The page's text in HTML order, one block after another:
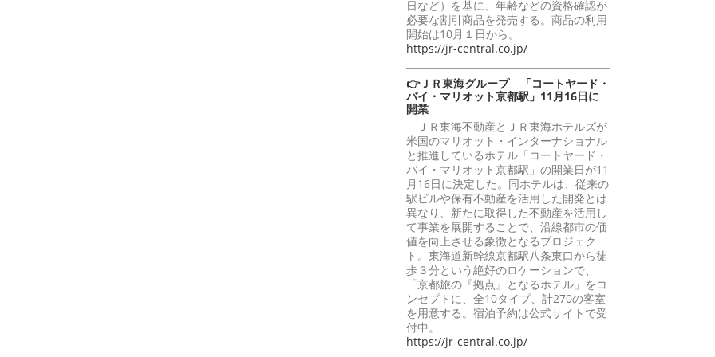
日など）を基に、年齢などの資格確認が
必要な割引商品を発売する。商品の利用
開始は10月１日から。
https://jr-central.co.jp/
👉ＪＲ東海グループ 「コートヤード・
バイ・マリオット京都駅」11月16日に
開業
ＪＲ東海不動産とＪＲ東海ホテルズが
米国のマリオット・インターナショナル
と推進しているホテル「コートヤード・
バイ・マリオット京都駅」の開業日が11
月16日に決定した。同ホテルは、従来の
駅ビルや保有不動産を活用した開発とは
異なり、新たに取得した不動産を活用し
て事業を展開することで、沿線都市の価
値を向上させる象徴となるプロジェク
ト。東海道新幹線京都駅八条東口から徒
歩３分という絶好のロケーションで、
「京都旅の『拠点』となるホテル」をコ
ンセプトに、全10タイプ、計270の客室
を用意する。宿泊予約は公式サイトで受
付中。
https://jr-central.co.jp/